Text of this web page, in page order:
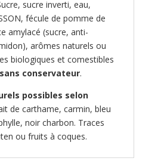
sucre inverti, eau,
fécule de pomme de
amylacé (sucre, anti-
arômes naturels ou
biologiques et comestibles
sans conservateur.
possibles selon
de carthame, carmin, bleu
noir charbon. Traces
ou fruits à coques.